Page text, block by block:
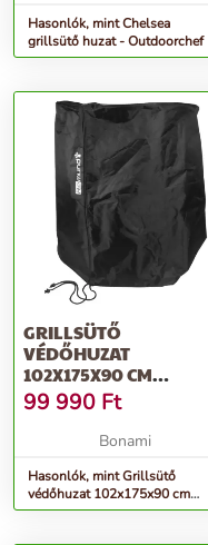
Hasonlók, mint Chelsea
grillsütő huzat - Outdoorchef
GRILLSÜTŐ
VÉDŐHUZAT
102X175X90 CM
VULCANO L - REMUNDI
99 990 Ft
Bonami
Hasonlók, mint Grillsütő
védőhuzat 102x175x90 cm
Vulcano L - Remundi